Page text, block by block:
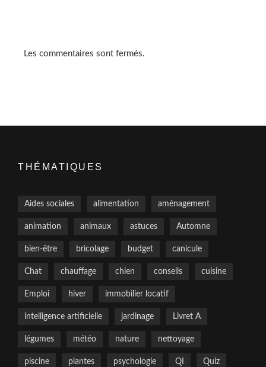
Les commentaires sont fermés.
THÉMATIQUES
Aides sociales alimentation aménagement
animation animaux astuces Automne
bien-être bricolage budget canicule
Chat chauffage chien conseils cuisine
Emploi hiver immobilier locatif
intelligence artificielle jardinage Livret A
légumes météo nature nettoyage
piscine plantes psychologie QI Quiz